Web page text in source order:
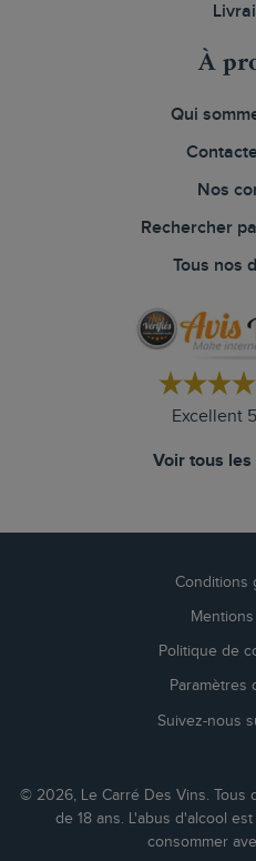
À
Qui
Nos
Rechercher
Tous nos
Excellent
Voir tous
Conditions
Politique de
Paramètres
Suivez-nous
© 2026, Le Carré Des Vins. Tous
de 18 ans. L'abus d'alcool
consommer